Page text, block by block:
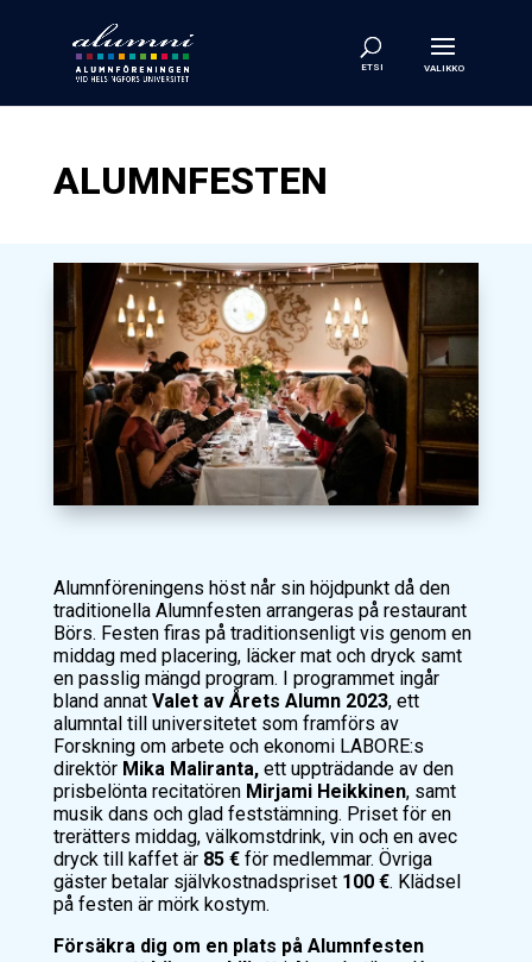
ALUMNFESTEN
Alumnföreningens höst når sin höjdpunkt då den
traditionella Alumnfesten arrangeras på restaurant
Börs. Festen firas på traditionsenligt vis genom en
middag med placering, läcker mat och dryck samt
en passlig mängd program. I programmet ingår
bland annat Valet av Årets Alumn 2023, ett
alumntal till universitetet som framförs av
Forskning om arbete och ekonomi LABORE:s
direktör Mika Maliranta, ett uppträdande av den
prisbelönta recitatören Mirjami Heikkinen, samt
musik dans och glad feststämning. Priset för en
trerätters middag, välkomstdrink, vin och en avec
dryck till kaffet är 85 €för medlemmar. Övriga
gäster betalar självkostnadspriset 100 €. Klädsel
på festen är mörk kostym.
Försäkra dig om en plats på Alumnfesten